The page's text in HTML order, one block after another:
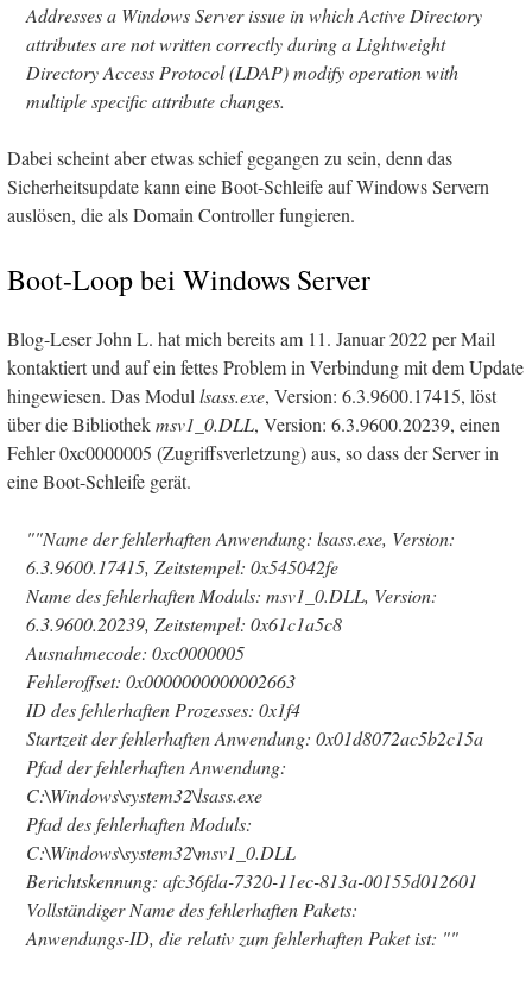
Addresses a Windows Server issue in which Active Directory
attributes are not written correctly during a Lightweight
Directory Access Protocol (LDAP) modify operation with
multiple specific attribute changes.
Dabei scheint aber etwas schief gegangen zu sein, denn das
Sicherheitsupdate kann eine Boot-Schleife auf Windows Servern
auslösen, die als Domain Controller fungieren.
Boot-Loop bei Windows Server
Blog-Leser John L. hat mich bereits am 11. Januar 2022 per Mail
kontaktiert und auf ein fettes Problem in Verbindung mit dem Update
hingewiesen. Das Modullsass.exe, Version: 6.3.9600.17415, löst
über die Bibliothekmsv1_0.DLL, Version: 6.3.9600.20239, einen
Fehler 0xc0000005 (Zugriffsverletzung) aus, so dass der Server in
eine Boot-Schleife gerät.
""Name der fehlerhaften Anwendung: lsass.exe, Version:
6.3.9600.17415, Zeitstempel: 0x545042fe
Name des fehlerhaften Moduls: msv1_0.DLL, Version:
6.3.9600.20239, Zeitstempel: 0x61c1a5c8
Ausnahmecode: 0xc0000005
Fehleroffset: 0x0000000000002663
ID des fehlerhaften Prozesses: 0x1f4
Startzeit der fehlerhaften Anwendung: 0x01d8072ac5b2c15a
Pfad der fehlerhaften Anwendung:
C:\Windows\system32\lsass.exe
Pfad des fehlerhaften Moduls:
C:\Windows\system32\msv1_0.DLL
Berichtskennung: afc36fda-7320-11ec-813a-00155d012601
Vollständiger Name des fehlerhaften Pakets:
Anwendungs-ID, die relativ zum fehlerhaften Paket ist: ""